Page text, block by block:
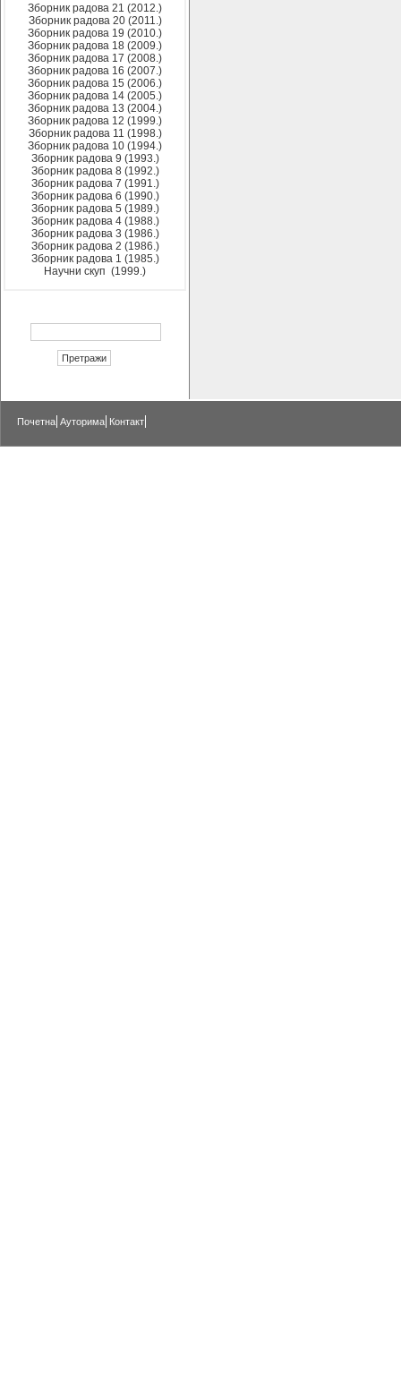
Зборник радова 21 (2012.)
Зборник радова 20 (2011.)
Зборник радова 19 (2010.)
Зборник радова 18 (2009.)
Зборник радова 17 (2008.)
Зборник радова 16 (2007.)
Зборник радова 15 (2006.)
Зборник радова 14 (2005.)
Зборник радова 13 (2004.)
Зборник радова 12 (1999.)
Зборник радова 11 (1998.)
Зборник радова 10 (1994.)
Зборник радова 9 (1993.)
Зборник радова 8 (1992.)
Зборник радова 7 (1991.)
Зборник радова 6 (1990.)
Зборник радова 5 (1989.)
Зборник радова 4 (1988.)
Зборник радова 3 (1986.)
Зборник радова 2 (1986.)
Зборник радова 1 (1985.)
Научни скуп (1999.)
Почетна Ауторима Контакт